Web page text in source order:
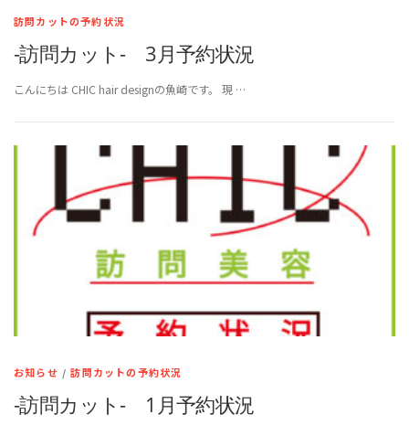
訪問カットの予約状況
-訪問カット- 3月予約状況
こんにちは CHIC hair designの魚崎です。 現 …
お知らせ /訪問カットの予約状況
-訪問カット- 1月予約状況